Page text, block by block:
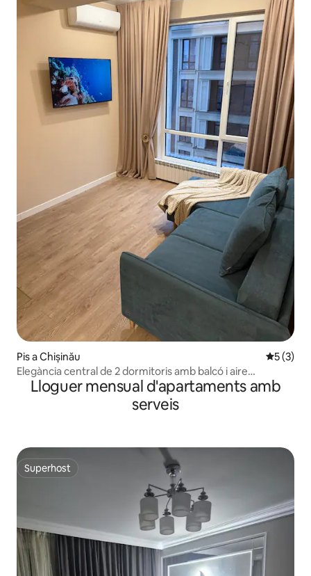
Pis a Chișinău 5 de
5 (3)
Elegància central de 2 dormitoris amb balcó i aire
condicionat
Lloguer mensual d'apartaments amb
serveis
Superhost
Superhost